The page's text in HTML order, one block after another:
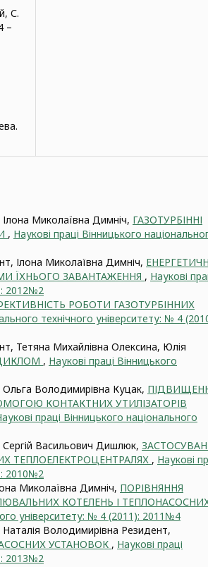
С.
–
Миколаївна Димніч, ГАЗОТУРБІННІ
, Наукові праці Вінницького
Ілона Миколаївна Димніч,
ЇХНЬОГО ЗАВАНТАЖЕННЯ , Наукові
2012№2
РОБОТИ ГАЗОТУРБІННИХ
технічного університету: № 4
Тетяна Михайлівна Олексина, Юлія
, Наукові праці Вінницького
Володимирівна Куцак,
КОНТАКТНИХ УТИЛІЗАТОРІВ
праці Вінницького національного
Васильович Дишлюк,
ТЕПЛОЕЛЕКТРОЦЕНТРАЛЯХ , Наукові
2010№2
Миколаївна Димніч, ПОРІВНЯННЯ
КОТЕЛЕНЬ І
університету: № 4 (2011): 2011№4
Володимирівна Резидент,
УСТАНОВОК , Наукові праці
2013№2